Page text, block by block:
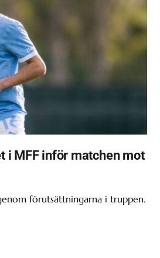
i MFF inför matchen mot
förutsättningarna i truppen.